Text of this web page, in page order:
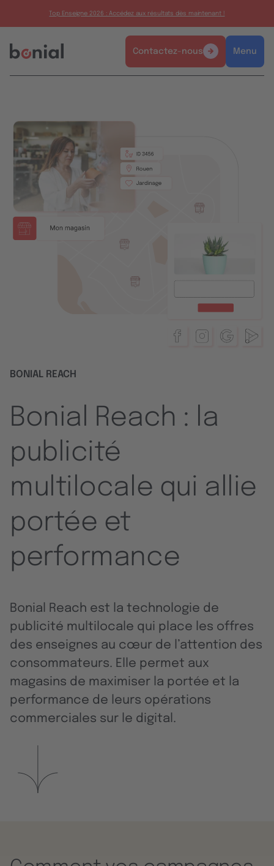
Top Enseigne 2026 : Accédez aux résultats dès maintenant !
Contactez-nous Menu
BONIAL REACH
Bonial Reach : la
publicité
multilocale qui allie
portée et
performance
Bonial Reach est la technologie de
publicité multilocale qui place les offres
des enseignes au cœur de l’attention des
consommateurs. Elle permet aux
magasins de maximiser la portée et la
performance de leurs opérations
commerciales sur le digital.